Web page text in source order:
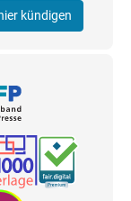
kündigen